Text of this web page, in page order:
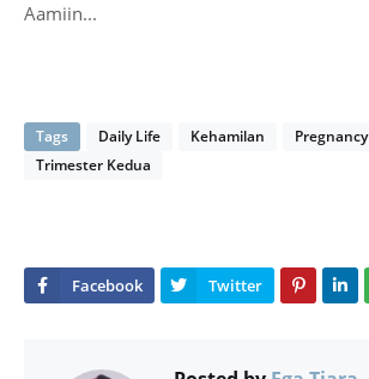
Aamiin...
Tags Daily Life Kehamilan
Pregnancy
Trimester Kedua